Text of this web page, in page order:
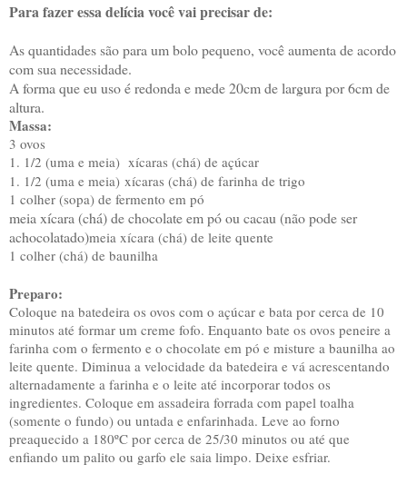
Para fazer essa delícia você vai precisar de:
As quantidades são para um bolo pequeno, você aumenta de acordo
com sua necessidade.
A forma que eu uso é redonda e mede 20cm de largura por 6cm de
altura.
Massa:
3 ovos
1. 1/2 (uma e meia) xícaras (chá) de açúcar
1. 1/2 (uma e meia) xícaras (chá) de farinha de trigo
1 colher (sopa) de fermento em pó
meia xícara (chá) de chocolate em pó ou cacau (não pode ser
achocolatado)meia xícara (chá) de leite quente
1 colher (chá) de baunilha
Preparo:
Coloque na batedeira os ovos com o açúcar e bata por cerca de 10
minutos até formar um creme fofo. Enquanto bate os ovos peneire a
farinha com o fermento e o chocolate em pó e misture a baunilha ao
leite quente. Diminua a velocidade da batedeira e vá acrescentando
alternadamente a farinha e o leite até incorporar todos os
ingredientes. Coloque em assadeira forrada com papel toalha
(somente o fundo) ou untada e enfarinhada. Leve ao forno
preaquecido a 180ºC por cerca de 25/30 minutos ou até que
enfiando um palito ou garfo ele saia limpo. Deixe esfriar.